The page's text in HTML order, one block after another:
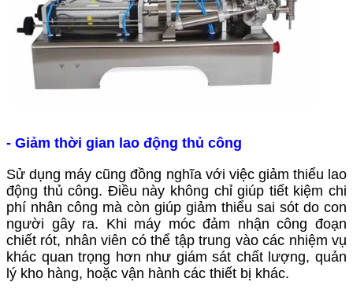
- Giảm thời gian lao động thủ công
Sử dụng máy cũng đồng nghĩa với việc giảm thiểu lao
động thủ công. Điều này không chỉ giúp tiết kiệm chi
phí nhân công mà còn giúp giảm thiểu sai sót do con
người gây ra. Khi máy móc đảm nhận công đoạn
chiết rót, nhân viên có thể tập trung vào các nhiệm vụ
khác quan trọng hơn như giám sát chất lượng, quản
lý kho hàng, hoặc vận hành các thiết bị khác.